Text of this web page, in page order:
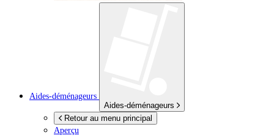
Aides-déménageurs
Aides-déménageurs
Retour au menu principal
Aperçu